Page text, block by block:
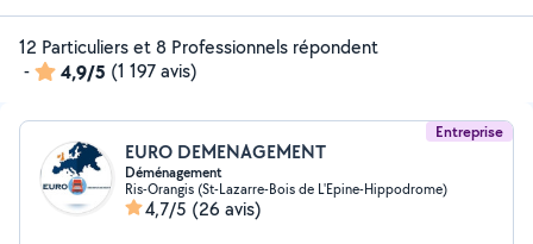
12 Particuliers et 8 Professionnels répondent
-
4,9/5 (1 197 avis)
Entreprise
EURO DEMENAGEMENT
Déménagement
Ris-Orangis (St-Lazarre-Bois de L'Epine-Hippodrome)
4,7/5 (26 avis)